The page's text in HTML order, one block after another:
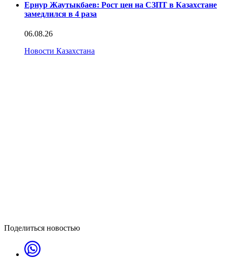
Ернур Жаутыкбаев: Рост цен на СЗПТ в Казахстане
замедлился в 4 раза
06.08.26
Новости Казахстана
Поделиться новостью